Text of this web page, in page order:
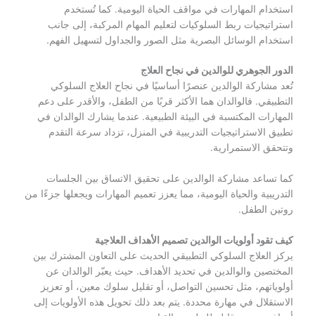
استخدام المهارات في مواقف الحياة اليومية. كما تُستخدم
استراتيجيات ربط السلوكيات لتعليم المهام المركبة، إلى جانب
استخدام الوسائل البصرية مثل الصور والجداول لتسهيل الفهم.
الدور الجوهري للوالدين في نجاح العلاج
تُعد مشاركة الوالدين عنصرًا أساسيًا في نجاح العلاج السلوكي
التطبيقي. فالوالدان هما الأكثر قربًا من الطفل، والأقدر على دعم
المهارات المكتسبة في البيئة الطبيعية. عندما يشارك الوالدان في
تطبيق الاستراتيجيات التدريبية في المنزل، تزداد سرعة التقدم
وتتحقق الاستمرارية.
كما تساعد مشاركة الوالدين على تحقيق الاتساق بين الجلسات
التدريبية والحياة اليومية، مما يعزز تعميم المهارات ويجعلها جزءًا من
روتين الطفل.
كيف تقود أولويات الوالدين تصميم الأهداف العلاجية
يركز العلاج السلوكي التطبيقي الحديث على التعاون المشترك بين
المختصين والوالدين في تحديد الأهداف. حيث يعبّر الوالدان عن
أولوياتهم، مثل تحسين التواصل، أو تقليل سلوك معين، أو تعزيز
الاستقلال في مهارة محددة. يتم بعد ذلك تحويل هذه الأولويات إلى